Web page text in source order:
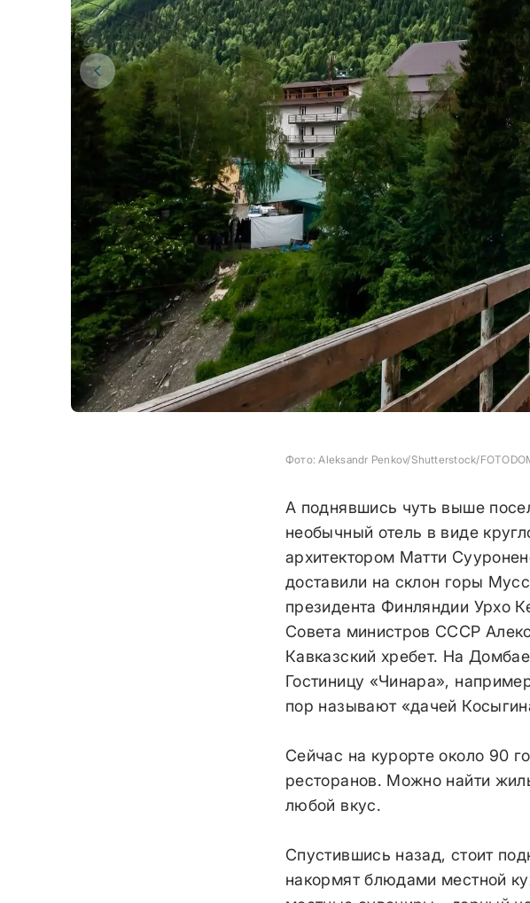
Фото: Aleksandr Penkov/Shutterstock/
А поднявшись чуть выше
необычный отель в виде
архитектором Матти
доставили на склон горы
президента Финляндии Урхо
Совета министров СССР
Кавказский хребет. На
Гостиницу «Чинара»,
пор называют «дачей
Сейчас на курорте около 90
ресторанов. Можно найти
любой вкус.
Спустившись назад, стоит
накормят блюдами местной